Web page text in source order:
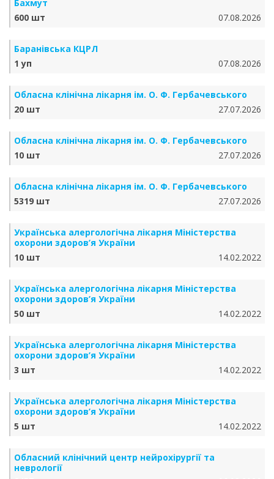
Бахмут
600 шт
07.08.2026
Баранівська КЦРЛ
1 уп
07.08.2026
Обласна клінічна лікарня ім. О. Ф. Гербачевського
20 шт
27.07.2026
Обласна клінічна лікарня ім. О. Ф. Гербачевського
10 шт
27.07.2026
Обласна клінічна лікарня ім. О. Ф. Гербачевського
5319 шт
27.07.2026
Українська алергологічна лікарня Міністерства
охорони здоров’я України
10 шт
14.02.2022
Українська алергологічна лікарня Міністерства
охорони здоров’я України
50 шт
14.02.2022
Українська алергологічна лікарня Міністерства
охорони здоров’я України
3 шт
14.02.2022
Українська алергологічна лікарня Міністерства
охорони здоров’я України
5 шт
14.02.2022
Обласний клінічний центр нейрохірургії та
неврології